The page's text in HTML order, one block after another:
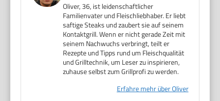
Oliver, 36, ist leidenschaftlicher
Familienvater und Fleischliebhaber. Er liebt
saftige Steaks und zaubert sie auf seinem
Kontaktgrill. Wenn er nicht gerade Zeit mit
seinem Nachwuchs verbringt, teilt er
Rezepte und Tipps rund um Fleischqualität
und Grilltechnik, um Leser zu inspirieren,
zuhause selbst zum Grillprofi zu werden.
Erfahre mehr über Oliver